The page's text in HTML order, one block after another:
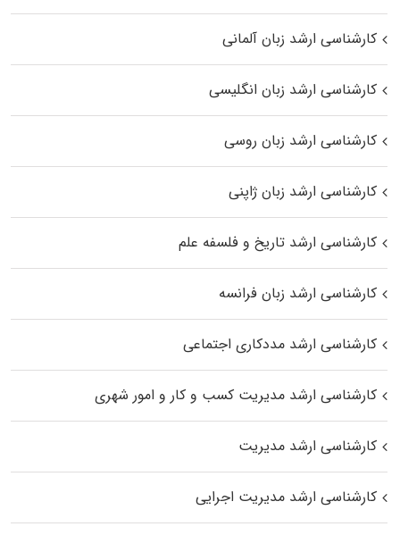
کارشناسی ارشد زبان آلمانی
کارشناسی ارشد زبان انگلیسی
کارشناسی ارشد زبان روسی
کارشناسی ارشد زبان ژاپنی
کارشناسی ارشد تاریخ و فلسفه علم
کارشناسی ارشد زبان فرانسه
کارشناسی ارشد مددکاری اجتماعی
کارشناسی ارشد مدیریت کسب و کار و امور شهری
کارشناسی ارشد مدیریت
کارشناسی ارشد مدیریت اجرایی